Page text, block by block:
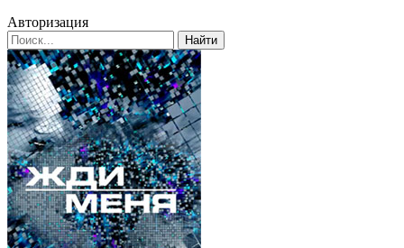
Авторизация
Найти